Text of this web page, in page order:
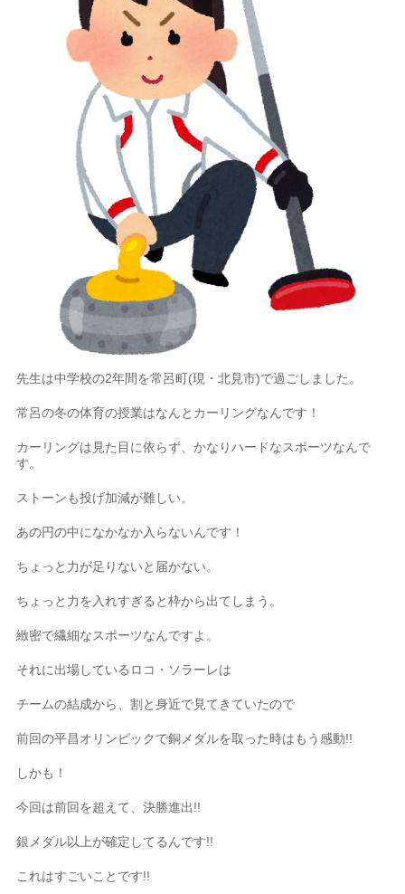
先生は中学校の2年間を常呂町(現・北見市)で過ごしました。
常呂の冬の体育の授業はなんとカーリングなんです！
カーリングは見た目に依らず、かなりハードなスポーツなんで
す。
ストーンも投げ加減が難しい。
あの円の中になかなか入らないんです！
ちょっと力が足りないと届かない。
ちょっと力を入れすぎると枠から出てしまう。
緻密で繊細なスポーツなんですよ。
それに出場しているロコ・ソラーレは
チームの結成から、割と身近で見てきていたので
前回の平昌オリンピックで銅メダルを取った時はもう感動!!
しかも！
今回は前回を超えて、決勝進出!!
銀メダル以上が確定してるんです!!
これはすごいことです!!